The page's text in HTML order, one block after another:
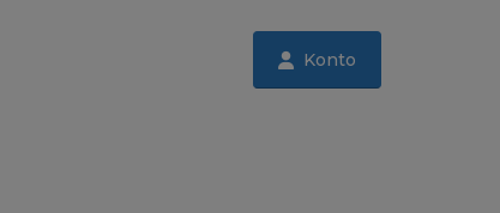
Konto